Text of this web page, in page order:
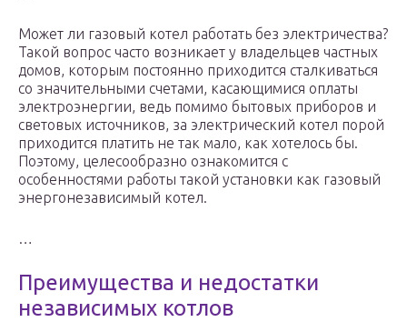
Может ли газовый котел работать без электричества?
Такой вопрос часто возникает у владельцев частных
домов, которым постоянно приходится сталкиваться
со значительными счетами, касающимися оплаты
электроэнергии, ведь помимо бытовых приборов и
световых источников, за электрический котел порой
приходится платить не так мало, как хотелось бы.
Поэтому, целесообразно ознакомится с
особенностями работы такой установки как газовый
энергонезависимый котел.
…
Преимущества и недостатки
независимых котлов